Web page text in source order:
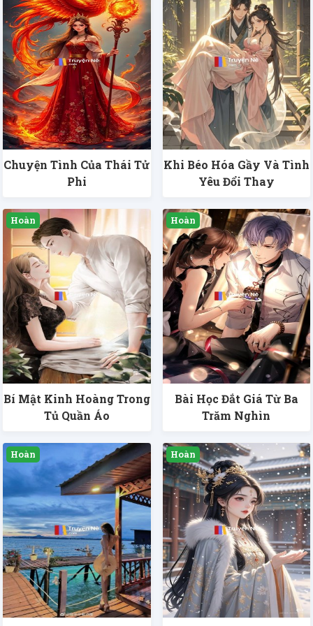
Chuyện Tình Của Thái Tử
Phi
Khi Béo Hóa Gầy Và Tình
Yêu Đổi Thay
Bí Mật Kinh Hoàng Trong
Tủ Quần Áo
Bài Học Đắt Giá Từ Ba
Trăm Nghìn